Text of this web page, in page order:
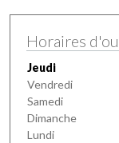
Horaires
Jeudi
Vendredi
Samedi
Dimanche
Lundi